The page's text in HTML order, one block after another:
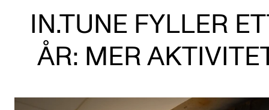
Alle studier
Bachelor
Master
Årsstudium og videreutdanning
IN.TUNE FYLLER
ÅR: MER